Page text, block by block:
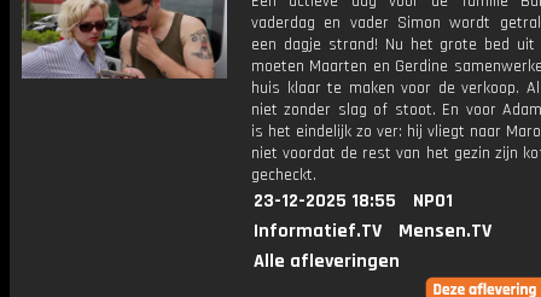
vaderdag en vader Simon wordt
een dagje strand! Nu het grote bed uit
moeten Maarten en Gerdine
huis klaar te maken voor de verkoop.
niet zonder slag of stoot. En voor
is het eindelijk zo ver: hij vliegt naar
niet voordat de rest van het gezin zijn
gecheckt.
23-12-2025 18:55
NPO1
Informatief.TV
Mensen.TV
Alle afleveringen